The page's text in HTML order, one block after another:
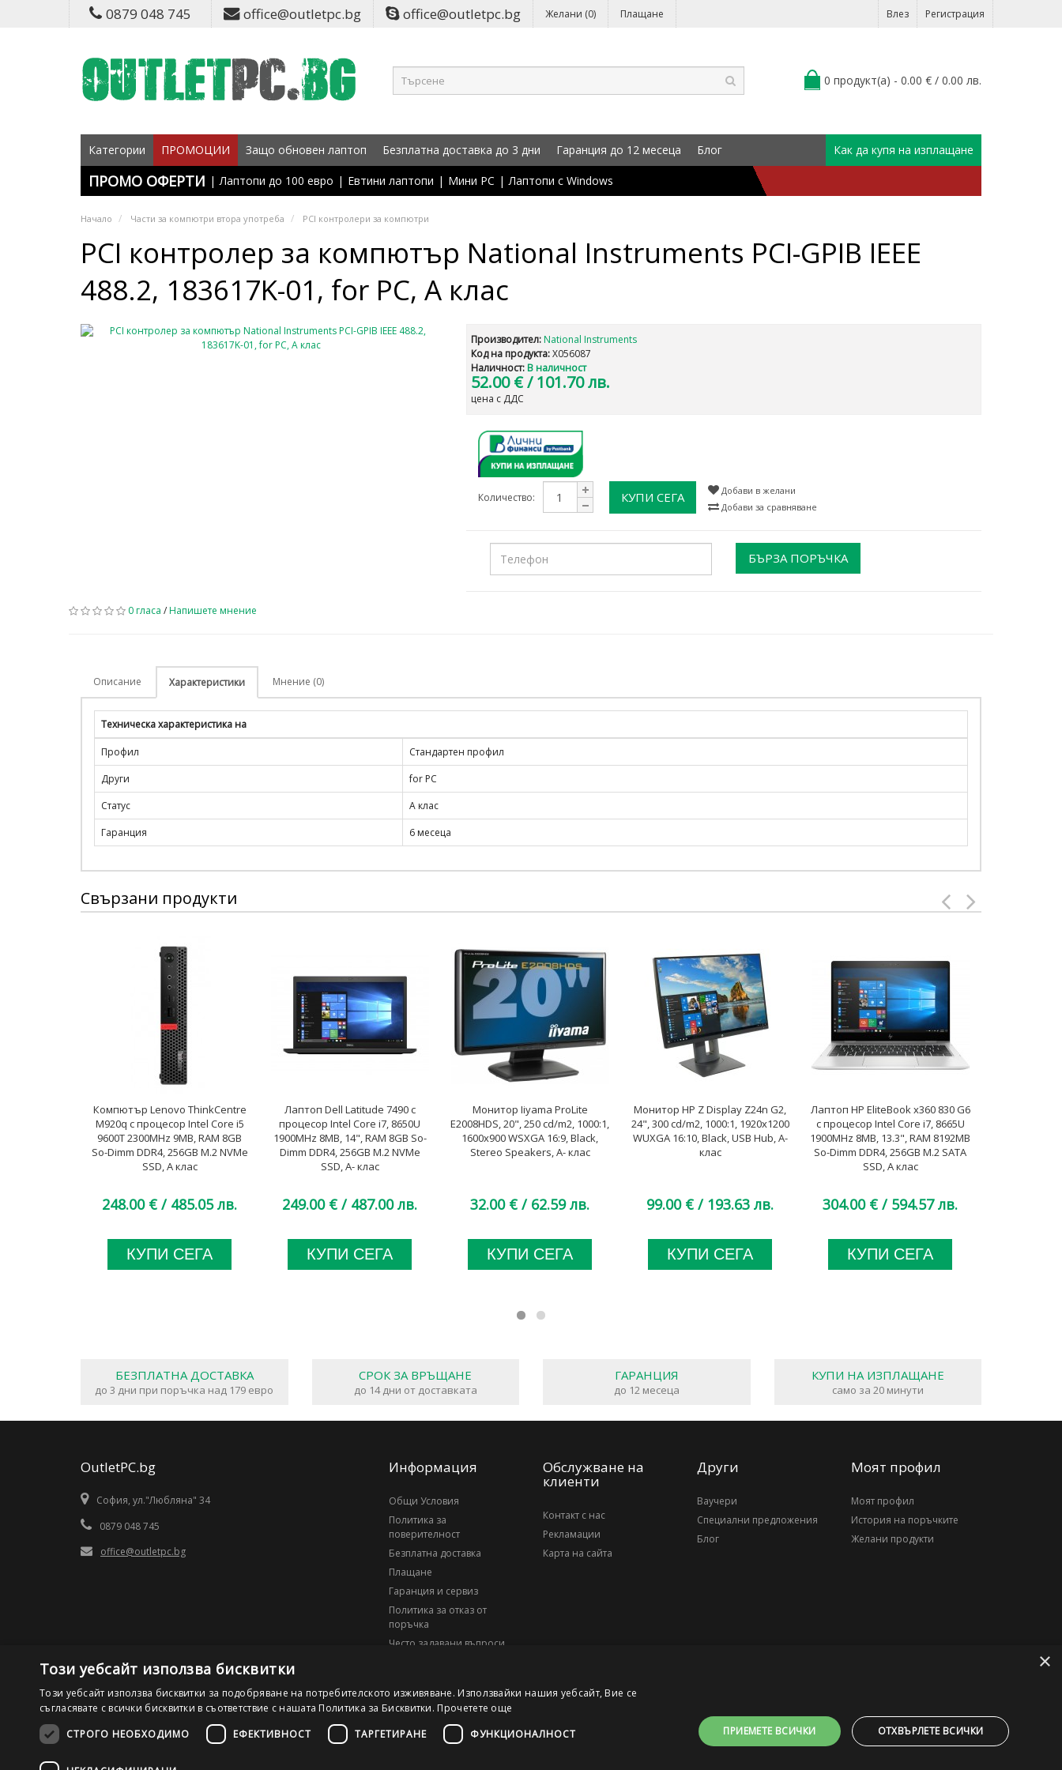
0879 048 745 office@outletpc.bg office@outletpc.bg Желани (0) Плащане Влез Регистрация
0 продукт(а) - 0.00 € / 0.00 лв.
Категории ПРОМОЦИИ Защо обновен лаптоп Безплатна доставка до 3 дни Гаранция до 12 месеца Блог Как да купя на изплащане
ПРОМО ОФЕРТИ | Лаптопи до 100 евро | Евтини лаптопи | Мини PC | Лаптопи с Windows
Начало Части за компютри втора употреба PCI контролери за компютри
PCI контролер за компютър National Instruments PCI-GPIB IEEE
488.2, 183617K-01, for PC, А клас
Производител: National Instruments
Код на продукта: X056087
Наличност: В наличност
52.00 € / 101.70 лв.
цена с ДДС
Количество: КУПИ СЕГА
Добави в желани
Добави за сравняване
БЪРЗА ПОРЪЧКА
0 гласа /Напишете мнение
Описание Характеристики Мнение (0)
Техническа характеристика на
Профил
Стандартен профил
Други
for PC
Статус
А клас
Гаранция
6 месеца
Свързани продукти
Компютър Lenovo ThinkCentre
M920q с процесор Intel Core i5
9600T 2300MHz 9MB, RAM 8GB
So-Dimm DDR4, 256GB M.2 NVMe
SSD, A клас
248.00 € / 485.05 лв.
КУПИ СЕГА
Лаптоп Dell Latitude 7490 с
процесор Intel Core i7, 8650U
1900MHz 8MB, 14", RAM 8GB So-
Dimm DDR4, 256GB M.2 NVMe
SSD, A- клас
249.00 € / 487.00 лв.
КУПИ СЕГА
Монитор Iiyama ProLite
E2008HDS, 20", 250 cd/m2, 1000:1,
1600x900 WSXGA 16:9, Black,
Stereo Speakers, A- клас
32.00 € / 62.59 лв.
КУПИ СЕГА
Монитор HP Z Display Z24n G2,
24", 300 cd/m2, 1000:1, 1920x1200
WUXGA 16:10, Black, USB Hub, A-
клас
99.00 € / 193.63 лв.
КУПИ СЕГА
Лаптоп HP EliteBook x360 830 G6
с процесор Intel Core i7, 8665U
1900MHz 8MB, 13.3", RAM 8192MB
So-Dimm DDR4, 256GB M.2 SATA
SSD, A клас
304.00 € / 594.57 лв.
КУПИ СЕГА
БЕЗПЛАТНА ДОСТАВКА
до 3 дни при поръчка над 179 евро
СРОК ЗА ВРЪЩАНЕ
до 14 дни от доставката
ГАРАНЦИЯ
до 12 месеца
КУПИ НА ИЗПЛАЩАНЕ
само за 20 минути
OutletPC.bg
София, ул."Любляна" 34
0879 048 745
office@outletpc.bg
Информация
Общи Условия
Политика за
поверителност
Безплатна доставка
Плащане
Гаранция и сервиз
Политика за отказ от
поръчка
Често задавани въпроси
Обслужване на
клиенти
Контакт с нас
Рекламации
Карта на сайта
Други
Ваучери
Специални предложения
Блог
Моят профил
Моят профил
История на поръчките
Желани продукти
©2026 OutletPC.bg, Всички права запазени! Ди Ес Ай ООД, ЕИК 203010795
×
Този уебсайт използва бисквитки
Този уебсайт използва бисквитки за подобряване на потребителското изживяване. Използвайки нашия уебсайт, Вие се
съгласявате с всички бисквитки в съответствие с нашата Политика за Бисквитки. Прочетете още
СТРОГО НЕОБХОДИМО
ЕФЕКТИВНОСТ ТАРГЕТИРАНЕ ФУНКЦИОНАЛНОСТ ПРИЕМЕТЕ ВСИЧКИ ОТХВЪРЛЕТЕ ВСИЧКИ